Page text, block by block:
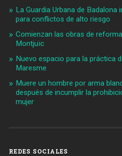
La Guardia Urbana de
para conflictos de alto riesgo
Comienzan las obras de
Montjuïc
Nuevo espacio para la práctica
Maresme
Muere un hombre por arma
después de incumplir la
mujer
REDES SOCIALES